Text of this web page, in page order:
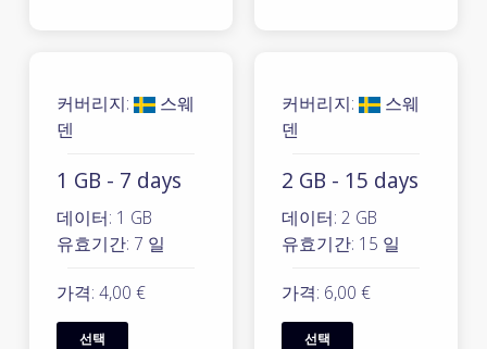
커버리지:
스웨
덴
1 GB - 7 days
데이터: 1 GB
유효기간: 7 일
가격: 4,00 €
선택
커버리지:
스웨
덴
2 GB - 15 days
데이터: 2 GB
유효기간: 15 일
가격: 6,00 €
선택